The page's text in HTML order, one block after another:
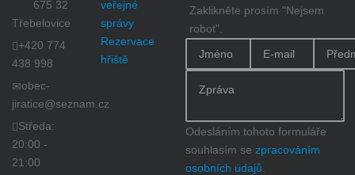
675 32
Třebelovice
+420 774
438 998
obec-
jiratice@seznam.cz
Středa:
20:00 -
21:00
veřejné
správy
Rezervace
hřiště
Zaklikněte prosím "Nejsem
robot".
Odesláním tohoto formuláře
souhlasím se zpracováním
osobních údajů